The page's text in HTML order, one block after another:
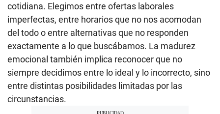
cotidiana. Elegimos entre ofertas laborales
imperfectas, entre horarios que no nos acomodan
del todo o entre alternativas que no responden
exactamente a lo que buscábamos. La madurez
emocional también implica reconocer que no
siempre decidimos entre lo ideal y lo incorrecto, sino
entre distintas posibilidades limitadas por las
circunstancias.